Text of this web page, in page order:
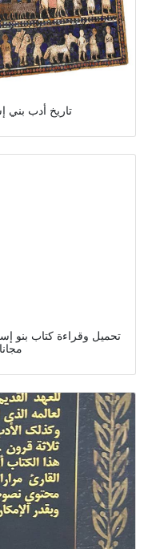
تاريخ أدب بني
تحميل وقراءة كتاب بنو
سيد طنطاوى Pdf مجانا